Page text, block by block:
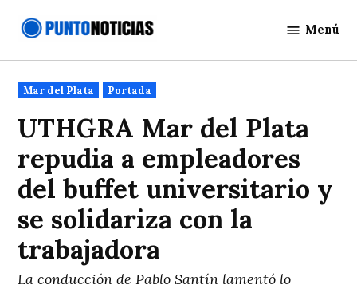
Noticias
Menú
Publicado
en
Mar del Plata Portada
UTHGRA Mar del Plata
repudia a empleadores
del buffet universitario y
se solidariza con la
trabajadora
La conducción de Pablo Santín lamentó lo